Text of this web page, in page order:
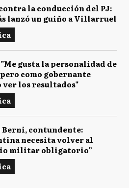
la conducción del PJ:
lanzó un guiño a Villarruel
gusta la personalidad de
como gobernante
ver los resultados"
Berni, contundente:
necesita volver al
militar obligatorio”